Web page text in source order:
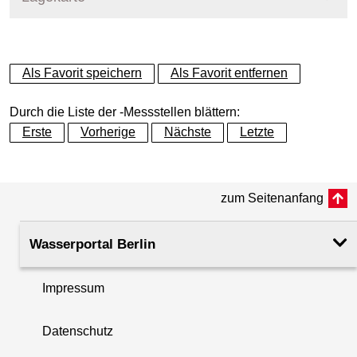
+
−
Als Favorit speichern Als Favorit entfernen
Durch die Liste der -Messstellen blättern:
Erste
Vorherige Nächste Letzte
zum Seitenanfang
Wasserportal Berlin
Impressum
Datenschutz